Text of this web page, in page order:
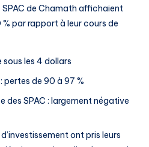
de Chamath affichaient
par rapport à leur cours de
les 4 dollars
pertes de 90 à 97 %
des SPAC : largement négative
ont pris leurs